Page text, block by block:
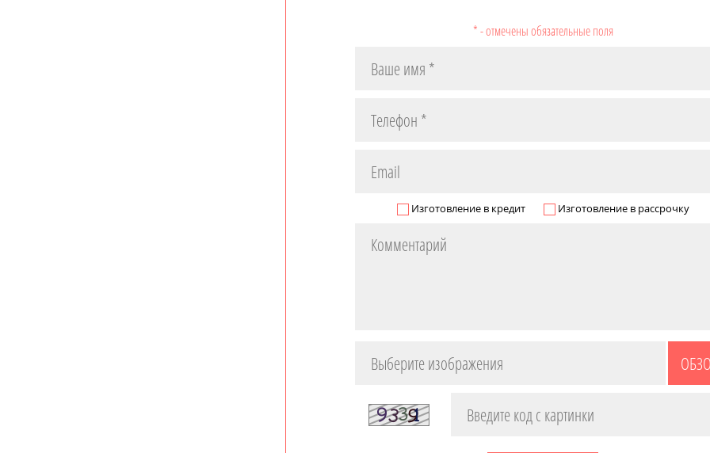
* - отмечены обязательные поля
Изготовление в кредит Изготовление в рассрочку